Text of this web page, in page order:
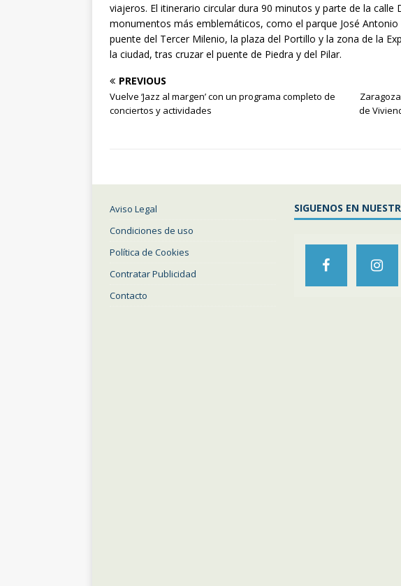
viajeros. El itinerario circular dura 90 minutos y parte de la calle
monumentos más emblemáticos, como el parque José
puente del Tercer Milenio, la plaza del Portillo y la zona de la
la ciudad, tras cruzar el puente de Piedra y del Pilar.
PREVIOUS
Vuelve ‘Jazz al margen’ con un programa completo de
conciertos y actividades
de
Aviso Legal
Condiciones de uso
Política de Cookies
Contratar Publicidad
Contacto
SIGUENOS EN